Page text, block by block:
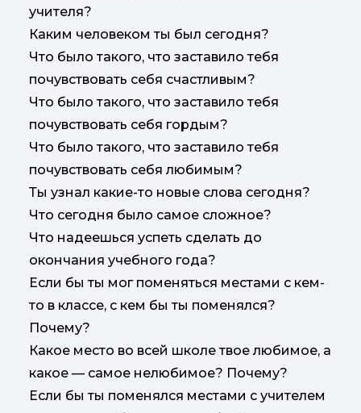
учителя?
Каким человеком ты был сегодня?
Что было такого, что заставило тебя
почувствовать себя счастливым?
Что было такого, что заставило тебя
почувствовать себя гордым?
Что было такого, что заставило тебя
почувствовать себя любимым?
Ты узнал какие-то новые слова сегодня?
Что сегодня было самое сложное?
Что надеешься успеть сделать до
окончания учебного года?
Если бы ты мог поменяться местами с кем-
то в классе, с кем бы ты поменялся?
Почему?
Какое место во всей школе твое любимое, а
какое — самое нелюбимое? Почему?
Если бы ты поменялся местами с учителем